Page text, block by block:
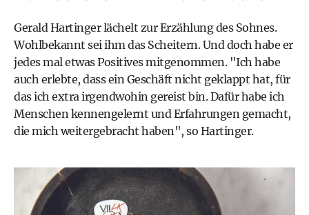
Gerald Hartinger lächelt zur Erzählung des Sohnes.
Wohlbekannt sei ihm das Scheitern. Und doch habe er
jedes mal etwas Positives mitgenommen. "Ich habe
auch erlebte, dass ein Geschäft nicht geklappt hat, für
das ich extra irgendwohin gereist bin. Dafür habe ich
Menschen kennengelernt und Erfahrungen gemacht,
die mich weitergebracht haben", so Hartinger.